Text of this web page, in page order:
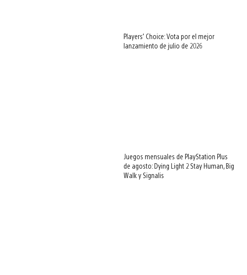
Players’ Choice: Vota por el mejor
lanzamiento de julio de 2026
Juegos mensuales de PlayStation Plus
de agosto: Dying Light 2 Stay Human, Big
Walk y Signalis